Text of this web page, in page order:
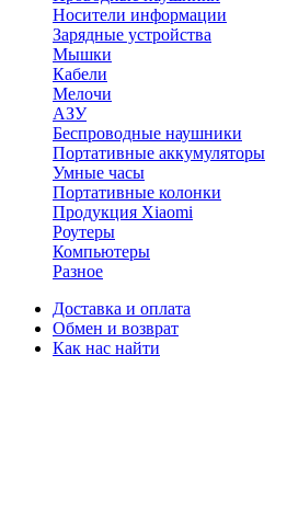
Носители информации
Зарядные устройства
Мышки
Кабели
Мелочи
АЗУ
Беспроводные наушники
Портативные аккумуляторы
Умные часы
Портативные колонки
Продукция Xiaomi
Роутеры
Компьютеры
Разное
Доставка и оплата
Обмен и возврат
Как нас найти